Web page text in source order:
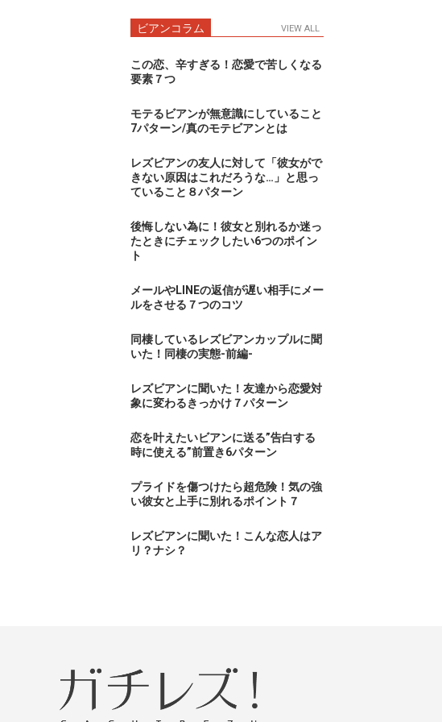
ビアンコラム VIEW ALL
この恋、辛すぎる！恋愛で苦しくなる
要素７つ
モテるビアンが無意識にしていること
7パターン/真のモテビアンとは
レズビアンの友人に対して「彼女がで
きない原因はこれだろうな…」と思っ
ていること８パターン
後悔しない為に！彼女と別れるか迷っ
たときにチェックしたい6つのポイン
ト
メールやLINEの返信が遅い相手にメー
ルをさせる７つのコツ
同棲しているレズビアンカップルに聞
いた！同棲の実態-前編-
レズビアンに聞いた！友達から恋愛対
象に変わるきっかけ７パターン
恋を叶えたいビアンに送る”告白する
時に使える”前置き6パターン
プライドを傷つけたら超危険！気の強
い彼女と上手に別れるポイント７
レズビアンに聞いた！こんな恋人はア
リ？ナシ？